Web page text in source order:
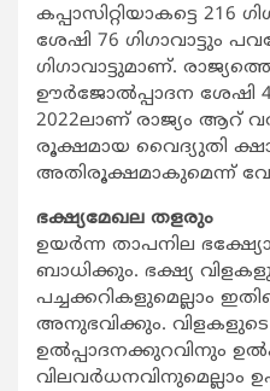
കപ്പാസിറ്റിയാകട്ടെ 216
ശേഷി 76 ഗിഗാവാട്ടും
ഗിഗാവാട്ടുമാണ്.
ഊര്‍ജോല്‍പ്പാദന ശേഷി
2022ലാണ് രാജ്യം ആറ്
രൂക്ഷമായ വൈദ്യുതി
അതിരൂക്ഷമാകുമെന്ന്
ഭക്ഷ്യമേഖല തളരും
ഉയര്‍ന്ന താപനില
ബാധിക്കും. ഭക്ഷ്യ
പച്ചക്കറികളുമെല്ലാം
അനുഭവിക്കും. വിളകളുടെ
ഉല്‍പ്പാദനക്കുറവിനും
വിലവര്‍ധനവിനുമെല്ലാം